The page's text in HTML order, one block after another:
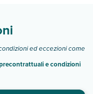
ed eccezioni come
e condizioni